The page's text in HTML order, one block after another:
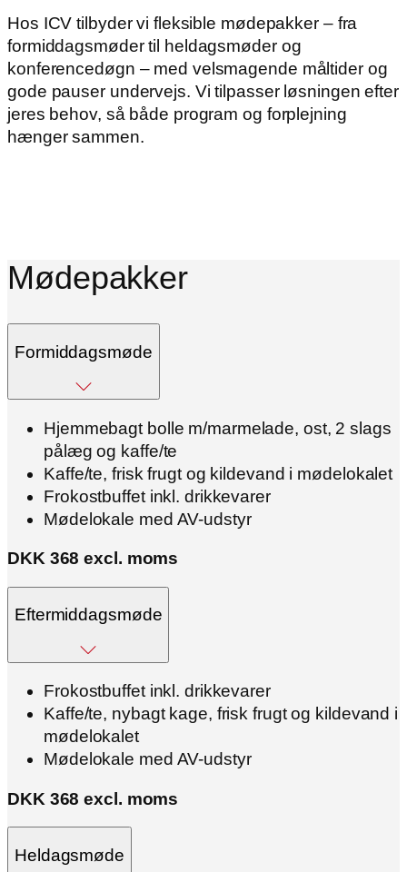
Hos ICV tilbyder vi fleksible mødepakker – fra
formiddagsmøder til heldagsmøder og
konferencedøgn – med velsmagende måltider og
gode pauser undervejs. Vi tilpasser løsningen efter
jeres behov, så både program og forplejning
hænger sammen.
Mødepakker
Formiddagsmøde
Hjemmebagt bolle m/marmelade, ost, 2 slags
pålæg og kaffe/te
Kaffe/te, frisk frugt og kildevand i mødelokalet
Frokostbuffet inkl. drikkevarer
Mødelokale med AV-udstyr
DKK 368 excl. moms
Eftermiddagsmøde
Frokostbuffet inkl. drikkevarer
Kaffe/te, nybagt kage, frisk frugt og kildevand i
mødelokalet
Mødelokale med AV-udstyr
DKK 368 excl. moms
Heldagsmøde